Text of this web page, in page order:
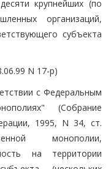
крупнейших (по
организаций,
субъекта
N 17-р)
с Федеральным
(Собрание
1995, N 34, ст.
монополии,
на территории